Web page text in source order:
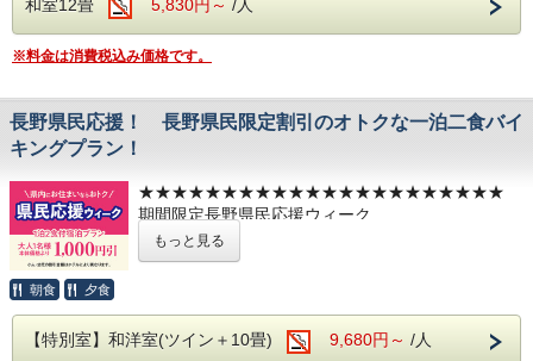
チェックアウト
混雑状況により2部制または3部制へ変更になる可
能性があります。
（お食事開始時間については、前日または当日
かつては正岡子規や与謝野晶子ら数多くの文人墨客
も訪れ親しんだと伝えられています。
北アルプスと松本平を見渡しながらゆっくり肌に
湯冷めしにくく温浴効果が続く天然温泉をお楽し
みくださいませ。
2026年08月30日（日）～ 09月04日（金）
2026年09月27日（日）～ 10月02日（金）
2026年11月08日（日）～ 11月13日（金）
〇バイキング＋アルコール飲み放題
アルコールとソフトドリンクが、飲み放題となっ
ております。
お待ちしております。
※お食事時間は90分となっており、
和室12畳 5,830円～ /人
※料金は消費税込み価格です。
長野県民応援！ 長野県民限定割引のオトクな一泊二食バイ
キングプラン！
★★★★★★★★★★★★★★★★★★★★★★
期間限定長野県民応援ウィーク
一泊二食付きバイキングプランです♪♪♪
長野県にお住まいの方限定で
もちろんアルコール飲み放題も付いております♪♪
※グループ内に長野県にお住まいの方が1人でもい
もっと見る
朝食 夕食
【特別室】和洋室(ツイン＋10畳) 9,680円～ /人